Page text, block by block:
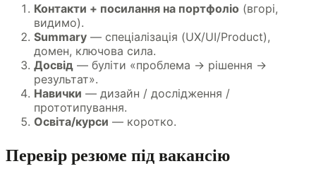
Контакти + посилання на портфоліо (вгорі,
видимо).
Summary — спеціалізація (UX/UI/Product),
домен, ключова сила.
Досвід — буліти «проблема → рішення →
результат».
Навички — дизайн / дослідження /
прототипування.
Освіта/курси — коротко.
Перевір резюме під вакансію